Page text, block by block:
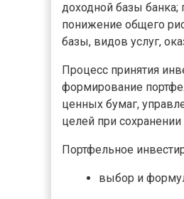
доходной базы
понижение общего
базы, видов услуг,
Процесс принятия
формирование
ценных бумаг,
целей при
Портфельное
выбор и